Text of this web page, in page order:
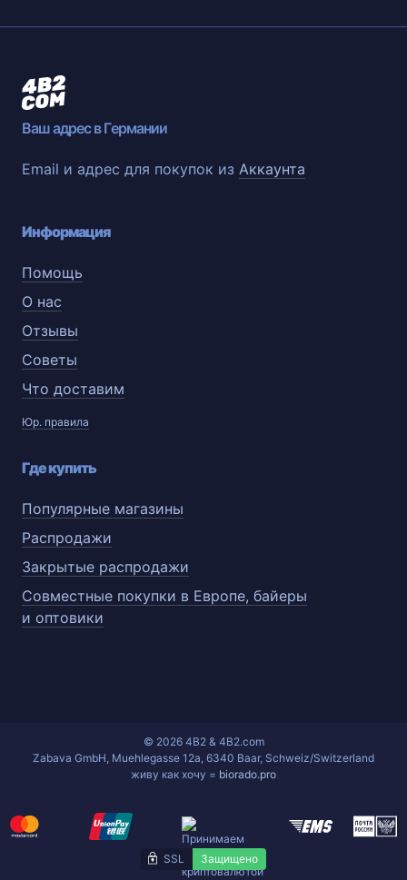
Ваш адрес в Германии
Email и адрес для покупок из Аккаунта
Информация
Помощь
О нас
Отзывы
Советы
Что доставим
Юр. правила
Где купить
Популярные магазины
Распродажи
Закрытые распродажи
Совместные покупки в Европе, байеры
и оптовики
© 2026 4B2 & 4B2.com
Zabava GmbH, Muehlegasse 12a, 6340 Baar, Schweiz/Switzerland
живу как хочу = biorado.pro
SSL Защищено